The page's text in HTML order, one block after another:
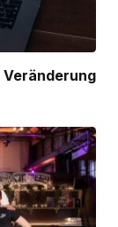
Veränderung